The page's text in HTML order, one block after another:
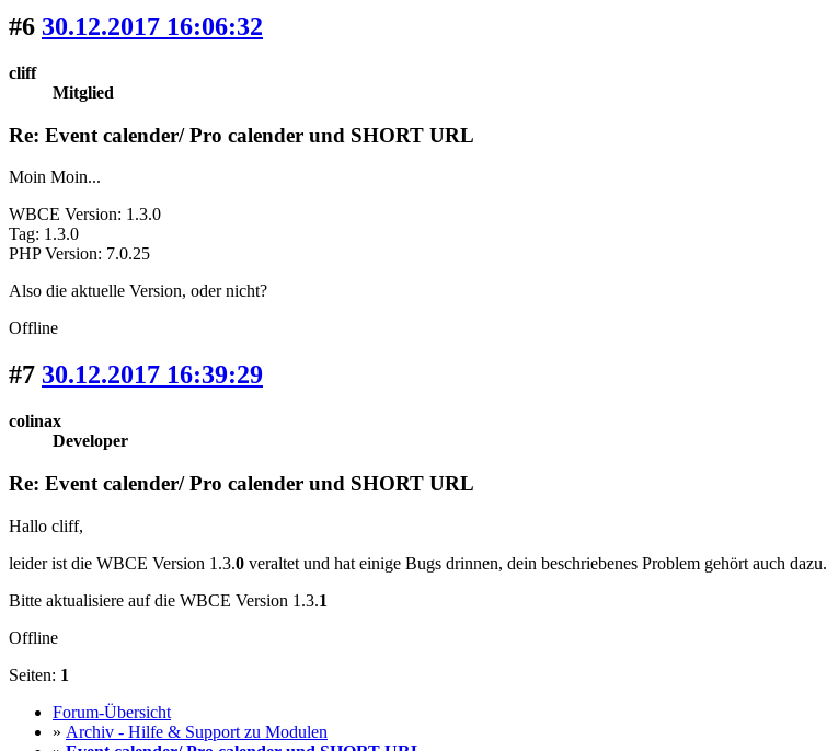
#6 30.12.2017 16:06:32
cliff
Mitglied
Re: Event calender/ Pro calender und SHORT URL
Moin Moin...
WBCE Version: 1.3.0
Tag: 1.3.0
PHP Version: 7.0.25
Also die aktuelle Version, oder nicht?
Offline
#7 30.12.2017 16:39:29
colinax
Developer
Re: Event calender/ Pro calender und SHORT URL
Hallo cliff,
leider ist die WBCE Version 1.3.0 veraltet und hat einige Bugs drinnen, dein beschriebenes Problem gehört auch dazu.
Bitte aktualisiere auf die WBCE Version 1.3.1
Offline
Seiten: 1
Forum-Übersicht
» Archiv - Hilfe & Support zu Modulen